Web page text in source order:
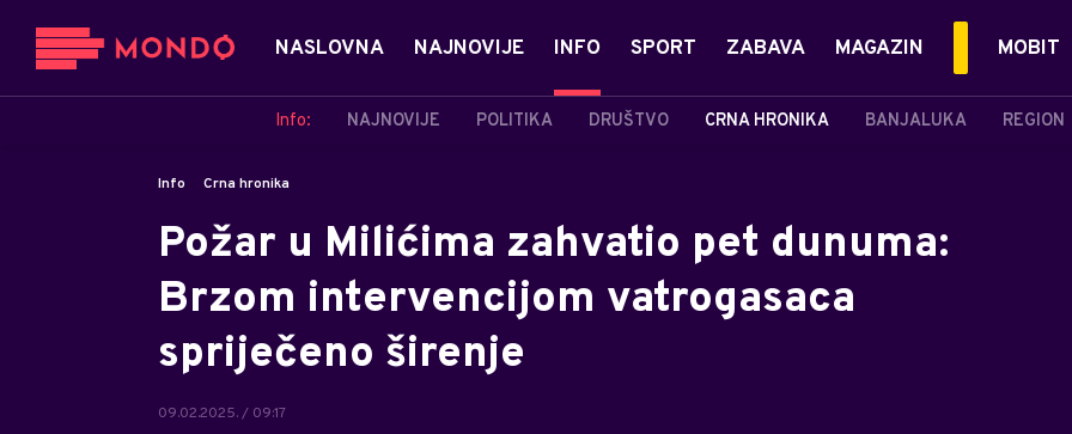
NASLOVNA NAJNOVIJE INFO
Info: NAJNOVIJE POLITIKA DRUŠTVO CRNA HRONIKA BANJALUKA REGION
SPORT ZABAVA MAGAZIN MOBIT
Info Crna hronika
Požar u Milićima zahvatio pet dunuma:
Brzom intervencijom vatrogasaca
spriječeno širenje
09.02.2025. / 09:17